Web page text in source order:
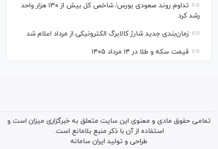
تداوم روند صعودی بورس/ شاخص کل بیش از ۱۳۰ هزار واحد
رشد کرد
زمان‌بندی جدید شارژ کالابرگ الکترونیکی از مرداد اعلام شد
قیمت سکه و طلا در ۱۴ مرداد ۱۴۰۵
تمامی حقوق مادی و معنوی این سایت متعلق به خبرگزاری میزان است و
استفاده از آن با ذکر منبع بلامانع است.
طراحی و تولید ایران سامانه